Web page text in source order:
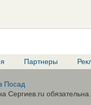
Партнеры
Посад
Сергиев.ru обязательна.